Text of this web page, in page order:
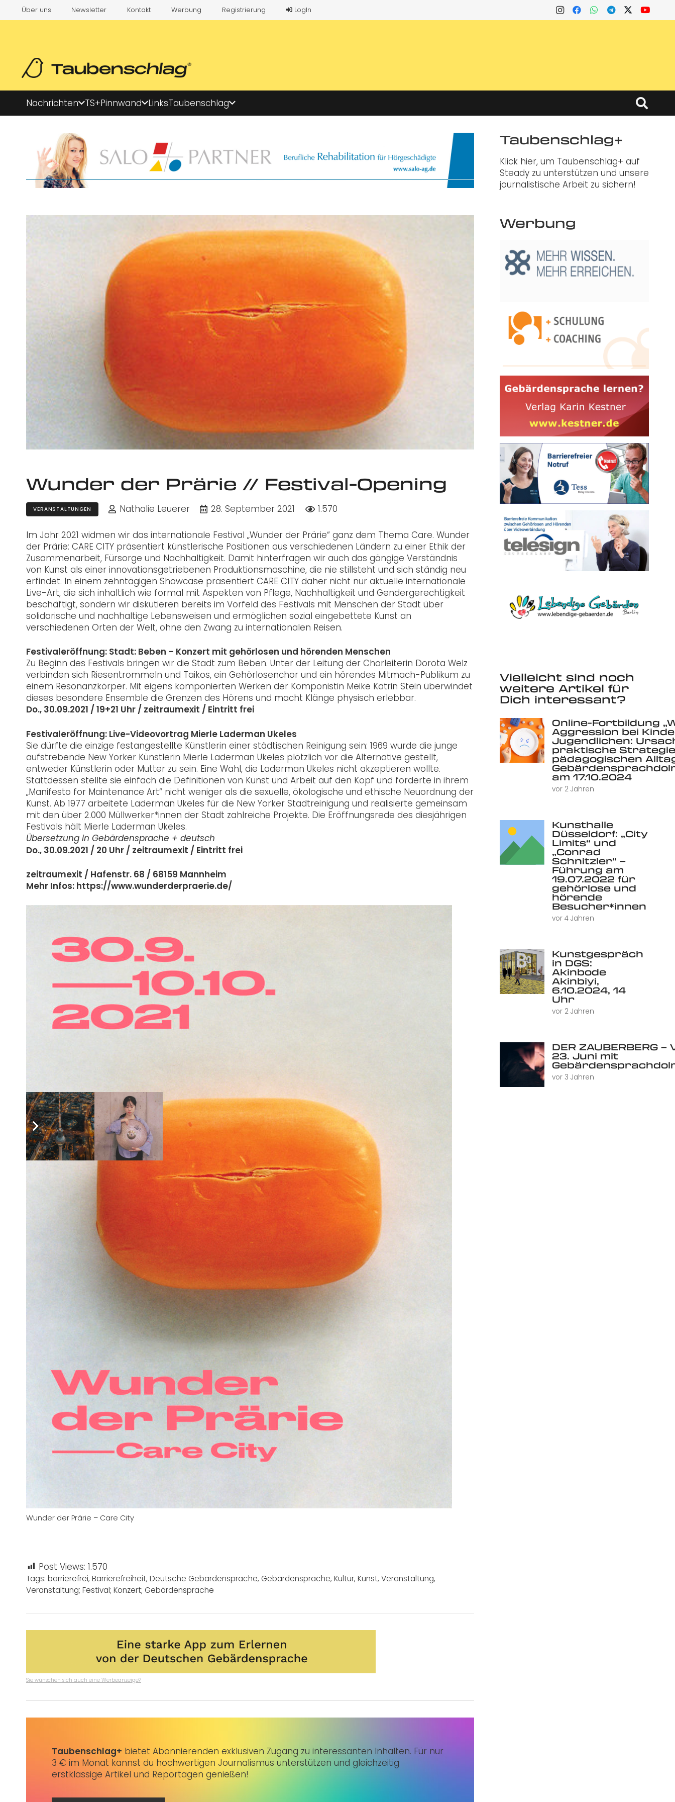
Über uns Newsletter Kontakt Werbung Registrierung LogIn
Nachrichten TS+Pinnwand LinksTaubenschlag
Wunder der Prärie // Festival-Opening
VERANSTALTUNGEN Nathalie Leuerer 28. September 2021 1.570
Im Jahr 2021 widmen wir das internationale Festival „Wunder der Prärie“ ganz dem Thema Care. Wunder
der Prärie: CARE CITY präsentiert künstlerische Positionen aus verschiedenen Ländern zu einer Ethik der
Zusammenarbeit, Fürsorge und Nachhaltigkeit. Damit hinterfragen wir auch das gängige Verständnis
von Kunst als einer innovationsgetriebenen Produktionsmaschine, die nie stillsteht und sich ständig neu
erfindet. In einem zehntägigen Showcase präsentiert CARE CITY daher nicht nur aktuelle internationale
Live-Art, die sich inhaltlich wie formal mit Aspekten von Pflege, Nachhaltigkeit und Gendergerechtigkeit
beschäftigt, sondern wir diskutieren bereits im Vorfeld des Festivals mit Menschen der Stadt über
solidarische und nachhaltige Lebensweisen und ermöglichen sozial eingebettete Kunst an
verschiedenen Orten der Welt, ohne den Zwang zu internationalen Reisen.
Festivaleröffnung: Stadt: Beben – Konzert mit gehörlosen und hörenden Menschen
Zu Beginn des Festivals bringen wir die Stadt zum Beben. Unter der Leitung der Chorleiterin Dorota Welz
verbinden sich Riesentrommeln und Taikos, ein Gehörlosenchor und ein hörendes Mitmach-Publikum zu
einem Resonanzkörper. Mit eigens komponierten Werken der Komponistin Meike Katrin Stein überwindet
dieses besondere Ensemble die Grenzen des Hörens und macht Klänge physisch erlebbar.
Do., 30.09.2021 / 19+21 Uhr / zeitraumexit / Eintritt frei
Festivaleröffnung: Live-Videovortrag Mierle Laderman Ukeles
Sie dürfte die einzige festangestellte Künstlerin einer städtischen Reinigung sein: 1969 wurde die junge
aufstrebende New Yorker Künstlerin Mierle Laderman Ukeles plötzlich vor die Alternative gestellt,
entweder Künstlerin oder Mutter zu sein. Eine Wahl, die Laderman Ukeles nicht akzeptieren wollte.
Stattdessen stellte sie einfach die Definitionen von Kunst und Arbeit auf den Kopf und forderte in ihrem
„Manifesto for Maintenance Art“ nicht weniger als die sexuelle, ökologische und ethische Neuordnung der
Kunst. Ab 1977 arbeitete Laderman Ukeles für die New Yorker Stadtreinigung und realisierte gemeinsam
mit den über 2.000 Müllwerker*innen der Stadt zahlreiche Projekte. Die Eröffnungsrede des diesjährigen
Festivals hält Mierle Laderman Ukeles.
Übersetzung in Gebärdensprache + deutsch
Do., 30.09.2021 / 20 Uhr / zeitraumexit / Eintritt frei
zeitraumexit / Hafenstr. 68 / 68159 Mannheim
Mehr Infos: https://www.wunderderpraerie.de/
Wunder der Prärie – Care City
Post Views: 1.570
Tags: barrierefrei, Barrierefreiheit, Deutsche Gebärdensprache, Gebärdensprache, Kultur, Kunst, Veranstaltung,
Veranstaltung; Festival; Konzert; Gebärdensprache
Sie wünschen sich auch eine Werbeanzeige?
Taubenschlag+ bietet Abonnierenden exklusiven Zugang zu interessanten Inhalten. Für nur
3 € im Monat kannst du hochwertigen Journalismus unterstützen und gleichzeitig
erstklassige Artikel und Reportagen genießen!
Taubenschlag+
Klick hier, um Taubenschlag+ auf
Steady zu unterstützen und unsere
journalistische Arbeit zu sichern!
Werbung
Vielleicht sind noch
weitere Artikel für
Dich interessant?
Online-Fortbildung
Aggression bei
Jugendlichen:
praktische
pädagogischen
am 17.10.2024
vor 2 Jahren
Kunsthalle
Düsseldorf: „City
Limits“ und
„Conrad
Schnitzler“ –
Führung am
19.07.2022 für
gehörlose und
hörende
Besucher*innen
vor 4 Jahren
Kunstgespräch
in DGS:
Akinbode
Akinbiyi,
6.10.2024, 14
Uhr
vor 2 Jahren
DER ZAUBERBERG
23. Juni mit
vor 3 Jahren